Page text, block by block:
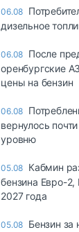
06.08
дизельное
06.08 После
оренбургские
цены на бензин
06.08
вернулось
уровню
05.08 Кабмин
бензина Евро-
2027 года
05.08 Бензин